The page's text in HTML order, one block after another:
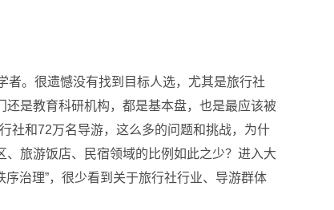
。很遗憾没有找到目标人选，尤其是旅行社
是教育科研机构，都是基本盘，也是最应该被
社和72万名导游，这么多的问题和挑战，为什
旅游饭店、民宿领域的比例如此之少？进入大
治理”，很少看到关于旅行社行业、导游群体